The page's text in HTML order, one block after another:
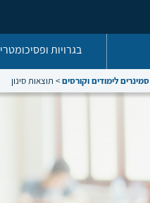
בגרויות ופסיכומטרי
סמינרים לימודים וקורסים> תוצאות סינון